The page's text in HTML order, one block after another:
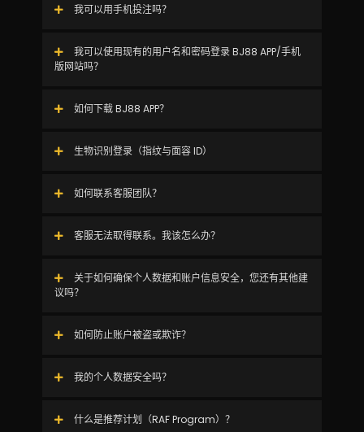
我可以用手机投注吗？
我可以使用现有的用户名和密码登录 BJ88 APP/手机
版网站吗？
如何下载 BJ88 APP？
生物识别登录（指纹与面容 ID）
如何联系客服团队？
客服无法取得联系。我该怎么办？
关于如何确保个人数据和账户信息安全，您还有其他建
议吗？
如何防止账户被盗或欺诈？
我的个人数据安全吗？
什么是推荐计划（RAF Program）？